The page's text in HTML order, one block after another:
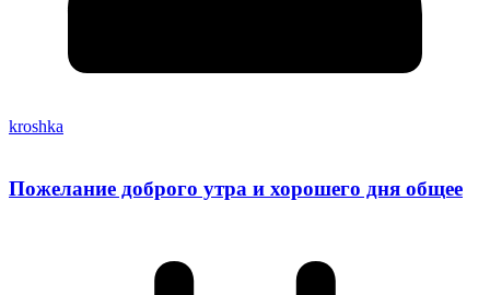
kroshka
Пожелание доброго утра и хорошего дня общее